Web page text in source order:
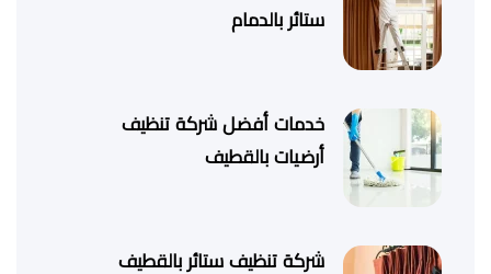
ستائر بالدمام
خدمات أفضل شركة تنظيف
أرضيات بالقطيف
شركة تنظيف ستائر بالقطيف